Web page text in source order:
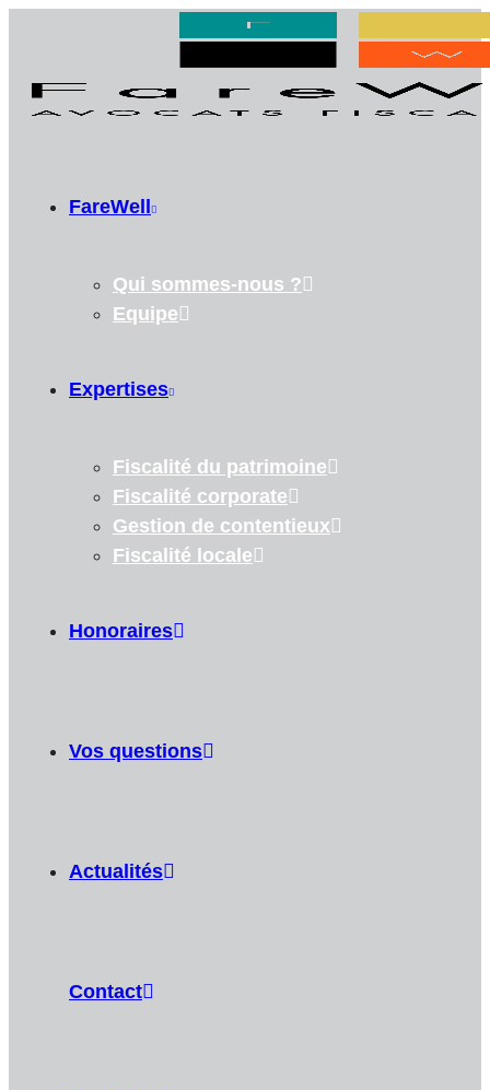
FareWell
Qui sommes-nous ?
Equipe
Expertises
Fiscalité du patrimoine
Fiscalité corporate
Gestion de contentieux
Fiscalité locale
Honoraires
Vos questions
Actualités
Contact